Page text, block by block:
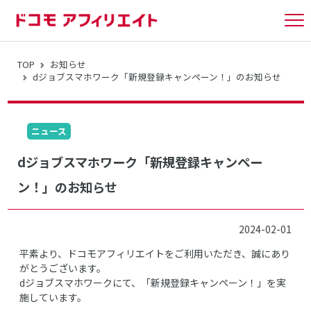
TOP
お知らせ
dジョブスマホワーク「新規登録キャンペーン！」のお知らせ
ニュース
dジョブスマホワーク「新規登録キャンペー
ン！」のお知らせ
2024-02-01
平素より、ドコモアフィリエイトをご利用いただき、誠にあり
がとうございます。
dジョブスマホワークにて、「新規登録キャンペーン！」を実
施しています。